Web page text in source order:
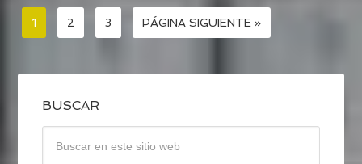
1 2 3 PÁGINA SIGUIENTE »
BUSCAR